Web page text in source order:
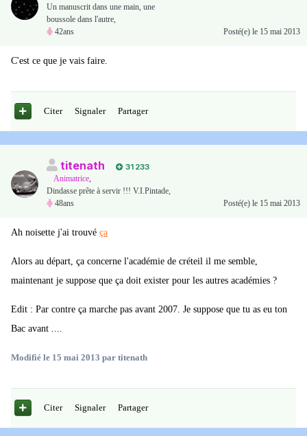
Un manuscrit dans une main, une
boussole dans l'autre,
42ans
Posté(e) le 15 mai 2013
C'est ce que je vais faire.
Citer Signaler Partager
titenath
31 233
Animatrice
Dindasse prête à servir !!! V.I.Pintade,
48ans
Posté(e) le 15 mai 2013
Ah noisette j'ai trouvé ça
Alors au départ, ça concerne l'académie de créteil il me semble,
maintenant je suppose que ça doit exister pour les autres académies ?
Edit : Par contre ça marche pas avant 2007. Je suppose que tu as eu ton
Bac avant ....
Modifié le 15 mai 2013 par titenath
Citer Signaler Partager